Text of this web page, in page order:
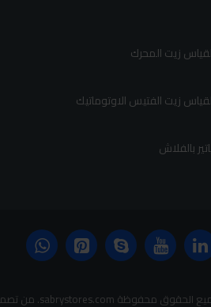
زيت المحرك
زيت الفتيس الاوتوماتيك
بالفلاش